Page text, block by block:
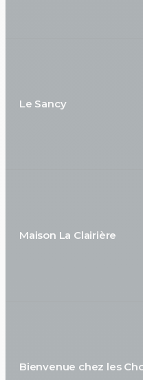
Le Sancy
Maison La Clairière
Bienvenue chez les